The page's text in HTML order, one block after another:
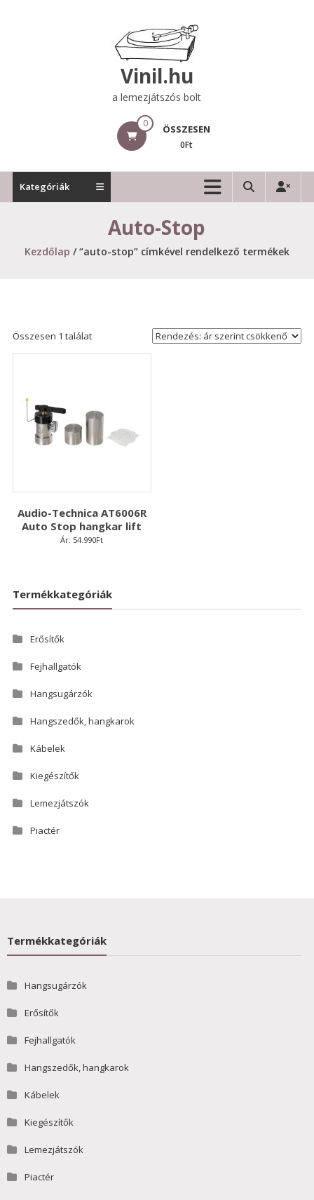
Vinil.hu
a lemezjátszós bolt
0 ÖSSZESEN
0Ft
Kategóriák
Auto-Stop
Kezdőlap / “auto-stop” címkével rendelkező termékek
Összesen 1 találat
Audio-Technica AT6006R
Auto Stop hangkar lift
Ár: 54.990Ft
Termékkategóriák
Erősítők
Fejhallgatók
Hangsugárzók
Hangszedők, hangkarok
Kábelek
Kiegészítők
Lemezjátszók
Piactér
Termékkategóriák
Hangsugárzók
Erősítők
Fejhallgatók
Hangszedők, hangkarok
Kábelek
Kiegészítők
Lemezjátszók
Piactér